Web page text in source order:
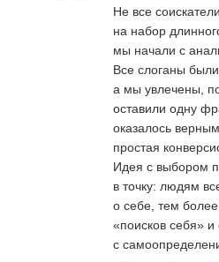
Не все
на набор
мы начали с
Все слоганы
а мы увлечены,
оставили одну
оказалось
простая
Идея с выбором
в точку: людям
о себе, тем
«поисков себя» и
с